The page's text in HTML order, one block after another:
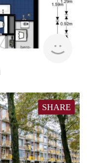
SHARE